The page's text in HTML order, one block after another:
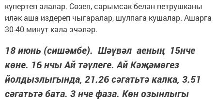
күпертеп алалар. Сөзеп, сарымсак белән петрушканы
иләк аша издереп чыгаралар, шулпага кушалар. Ашарга
30-40 минут кала эчәләр.
18 июнь (сишәмбе). Шәүвәл аеның 15нче
көне. 16 нчы Ай тәүлеге. Ай Кәҗәмөгез
йолдызлыгында, 21.26 сәгатьтә калка, 3.51
сәгатьтә бата. 3 нче фаза. Көн озынлыгы